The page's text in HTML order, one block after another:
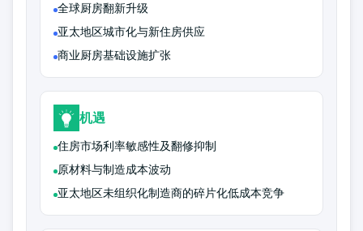
全球厨房翻新升级
亚太地区城市化与新住房供应
商业厨房基础设施扩张
机遇
住房市场利率敏感性及翻修抑制
原材料与制造成本波动
亚太地区未组织化制造商的碎片化低成本竞争